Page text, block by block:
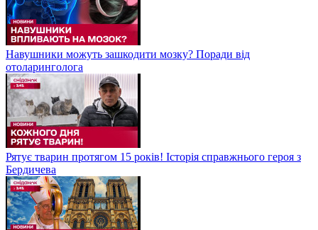
Навушники можуть зашкодити мозку? Поради від
отоларинголога
Рятує тварин протягом 15 років! Історія справжнього героя з
Бердичева